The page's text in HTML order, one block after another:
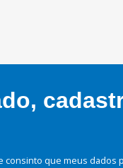
consinto que meus